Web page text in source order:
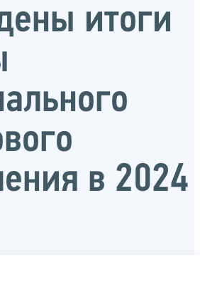
итоги
в 2024